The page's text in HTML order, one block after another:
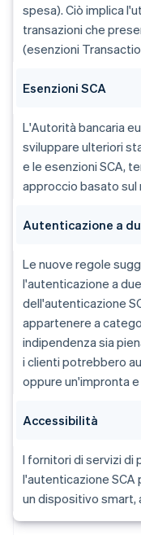
spesa). Ciò implica
transazioni che
(esenzioni
Esenzioni SCA
L'Autorità bancaria
sviluppare ulteriori
e le esenzioni SCA,
approccio basato sul
Autenticazione a
Le nuove regole
l'autenticazione a
dell'autenticazione
appartenere a
indipendenza sia
i clienti potrebbero
oppure un'impronta e
Accessibilità
I fornitori di servizi di
l'autenticazione SCA
un dispositivo smart,